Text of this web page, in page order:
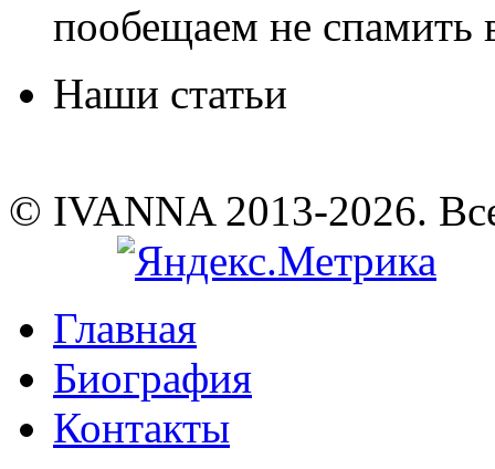
пообещаем не спамить
Наши статьи
© IVANNA 2013-2026.
Главная
Биография
Контакты